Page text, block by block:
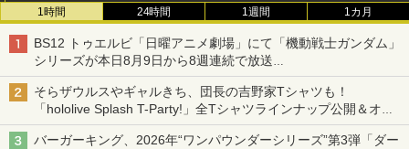
1時間 24時間 1週間 1カ月
BS12 トゥエルビ「日曜アニメ劇場」にて「機動戦士ガンダム」
シリーズが本日8月9日から8週連続で放送
初回は「機動戦士ガンダム【HDリマスター版】」
そらザウルスやギャルきち、団長の吉野家Tシャツも！
「hololive Splash T-Party!」全Tシャツラインナップ公開＆オン
ライン販売開始
バーガーキング、2026年“ワンパウンダーシリーズ”第3弾「ダー